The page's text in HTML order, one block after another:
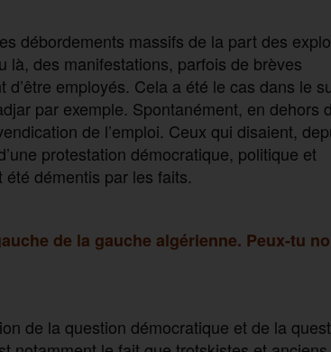
débordements massifs de la part des
là, des manifestations, parfois de brèves
employés. Cela a été le cas dans le
par exemple. Spontanément, en dehors
de l’emploi. Ceux qui disaient,
protestation démocratique, politique et
démentis par les faits.
de la gauche algérienne. Peux-tu
de la question démocratique et de la